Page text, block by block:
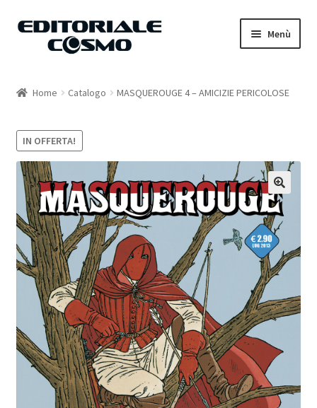
Vai
Vai
Menù
Carrello
Il mio account
Home Catalogo MASQUEROUGE 4 – AMICIZIE PERICOLOSE
IN OFFERTA!